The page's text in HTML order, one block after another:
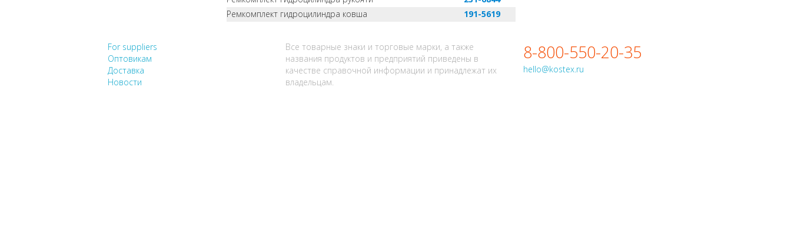
Ремкомплект гидроцилиндра ковша
191-5619
For suppliers
Оптовикам
Доставка
Новости
Все товарные знаки и торговые марки, а также
названия продуктов и предприятий приведены в
качестве справочной информации и принадлежат их
владельцам.
8-800-550-20-35
hello@kostex.ru